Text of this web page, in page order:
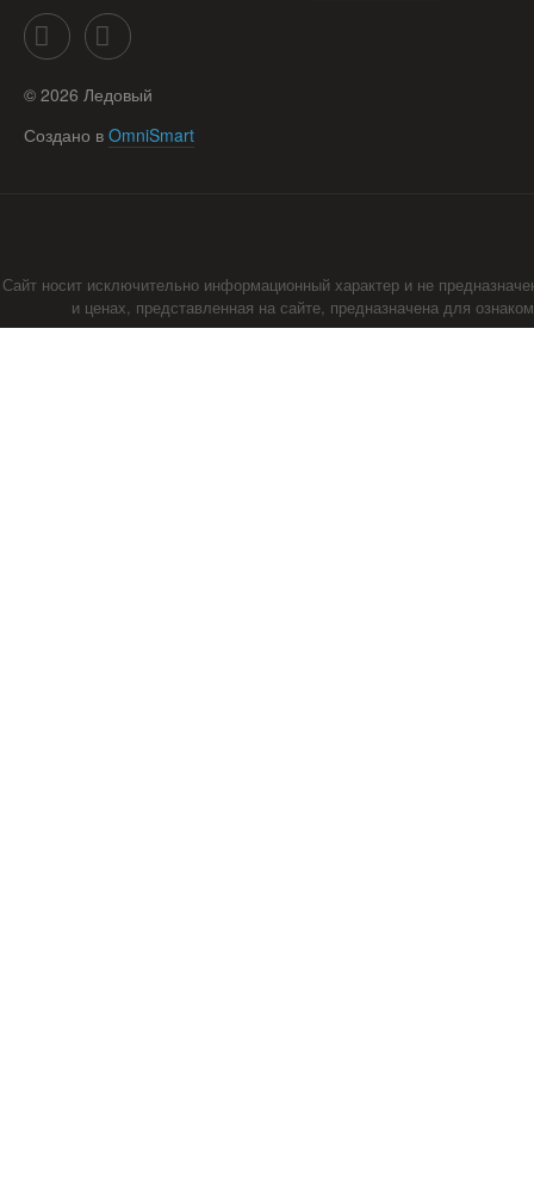
© 2026 Ледовый
Создано в OmniSmart
Сайт носит исключительно информационный характер и не
и ценах, представленная на сайте, предназначена для